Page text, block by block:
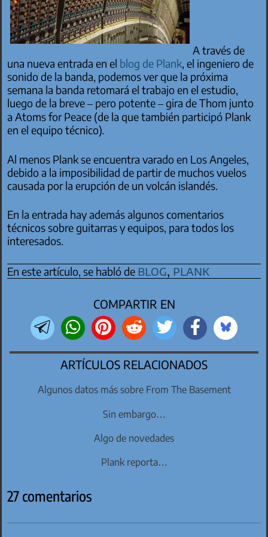
A través de
una nueva entrada en el blog de Plank, el ingeniero de
sonido de la banda, podemos ver que la próxima
semana la banda retomará el trabajo en el estudio,
luego de la breve – pero potente – gira de Thom junto
a Atoms for Peace (de la que también participó Plank
en el equipo técnico).
Al menos Plank se encuentra varado en Los Angeles,
debido a la imposibilidad de partir de muchos vuelos
causada por la erupción de un volcán islandés.
En la entrada hay además algunos comentarios
técnicos sobre guitarras y equipos, para todos los
interesados.
En este artículo, se habló de blog, plank
COMPARTIR EN
ARTÍCULOS RELACIONADOS
Algunos datos más sobre From The Basement
Sin embargo…
Algo de novedades
Plank reporta…
27 comentarios